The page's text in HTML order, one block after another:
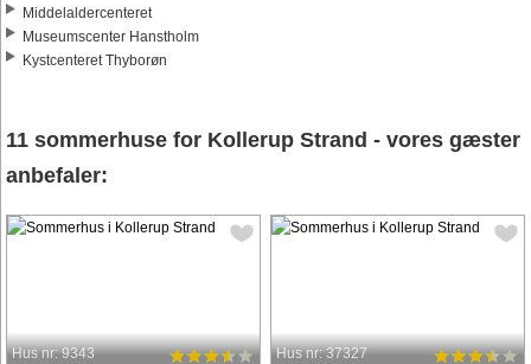
Middelaldercenteret
Museumscenter Hanstholm
Kystcenteret Thyborøn
11 sommerhuse for Kollerup Strand - vores gæster
anbefaler:
Hus nr: 9343 Hus nr: 37327